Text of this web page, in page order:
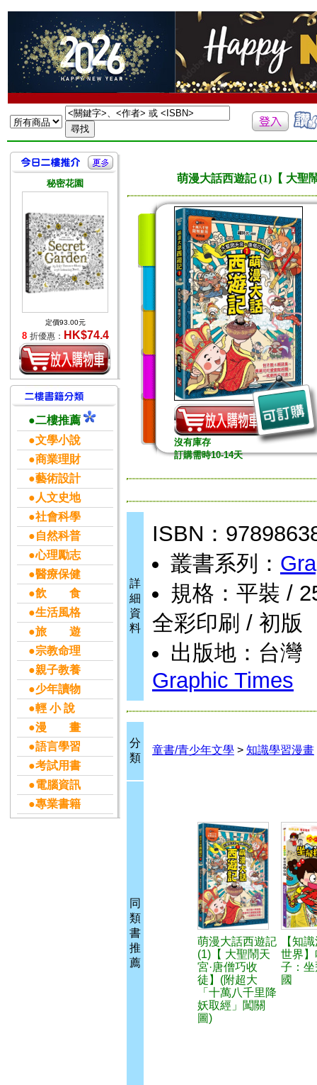
秘密花園
定價93.00元
8 折優惠： HK$74.4
●二樓推薦
●文學小說
●商業理財
●藝術設計
●人文史地
●社會科學
●自然科普
●心理勵志
●醫療保健
●飲 食
●生活風格
●旅 遊
●宗教命理
●親子教養
●少年讀物
●輕 小 說
●漫 畫
●語言學習
●考試用書
●電腦資訊
●專業書籍
萌漫大話西遊記 (1)【 大聖
沒有庫存
訂購需時10-14天
詳
細
資
料
ISBN：
叢書系列：
規格：平裝 /
全彩印刷 / 初版
出版地：台灣
Graphic Times
分
類
童書/青少年文學 > 知識學習漫畫
同
類
書
推
薦
萌漫大話西遊記
(1)【 大聖鬧天
宮·唐僧巧收
徒】(附超大
「十萬八千里降
妖取經」闖關
圖)
【知
世界
子：
國